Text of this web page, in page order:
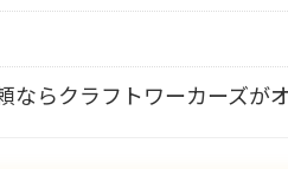
ならクラフトワーカーズが